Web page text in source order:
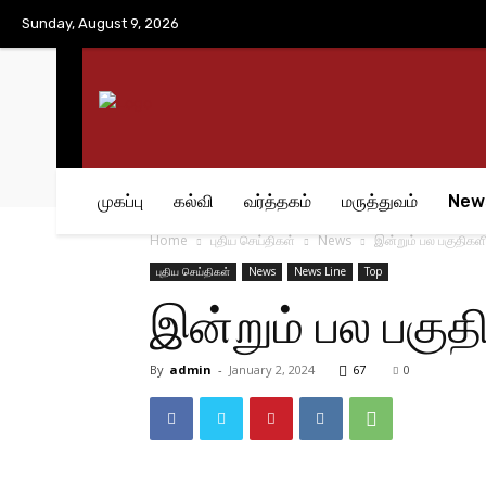
Sunday, August 9, 2026
முகப்பு கல்வி வர்த்தகம் மருத்துவம்
Home புதிய செய்திகள் News இன்றும் பல
புதிய செய்திகள் News News Line Top
இன்றும் பல
By admin - January 2, 2024 67 0